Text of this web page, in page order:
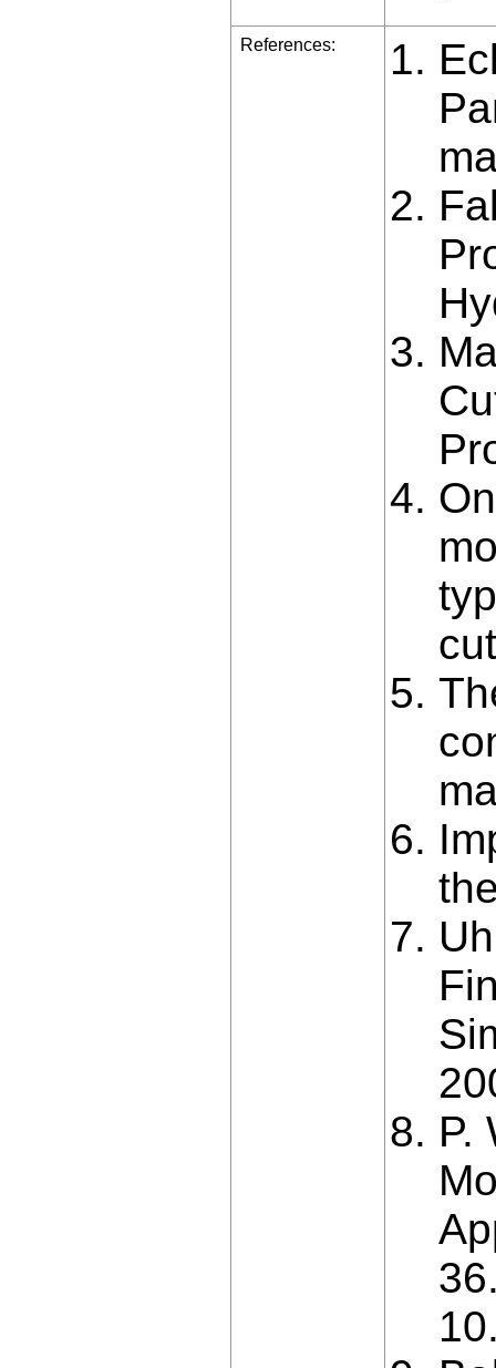
References:
P.